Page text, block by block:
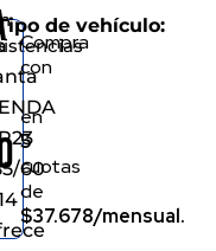
Compra
con
en
5
cuotas
de
$37.678/mensual.
60
de vehículo: